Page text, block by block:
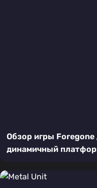
Обзор игры
динамичный